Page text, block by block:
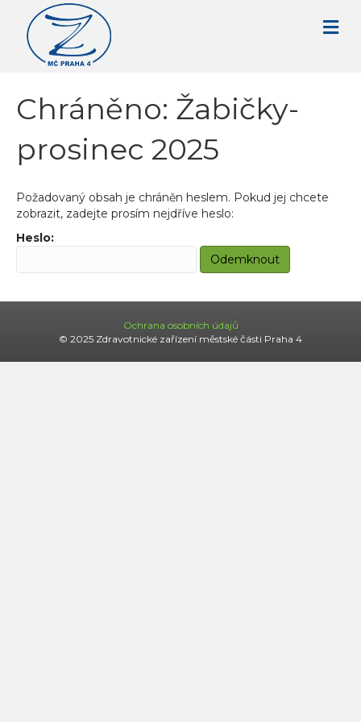
Chráněno: Žabičky-
prosinec 2025
Požadovaný obsah je chráněn heslem. Pokud jej chcete
zobrazit, zadejte prosím nejdříve heslo:
Heslo:
Ochrana osobních údajů
© 2025 Zdravotnické zařízení městské části Praha 4